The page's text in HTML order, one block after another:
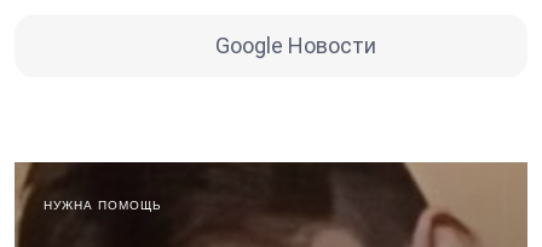
Google Новости
НУЖНА ПОМОЩЬ